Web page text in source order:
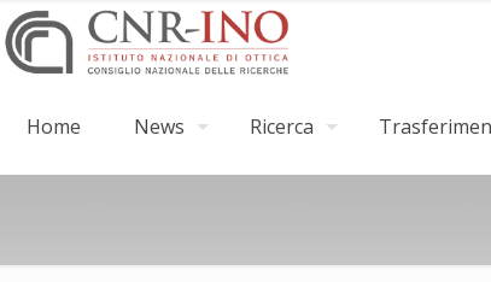
Home News Ricerca